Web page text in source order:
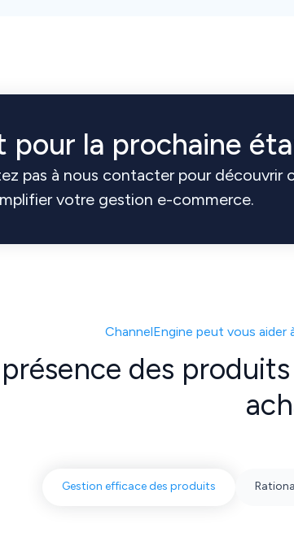
pour la prochaine
pas à nous contacter pour découvrir
votre gestion e-commerce.
ChannelEngine peut vous
des
Gestion efficace des produits